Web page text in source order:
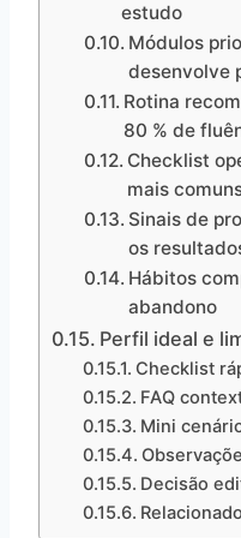
estudo
Módulos
desenvolve
Rotina
80 % de
Checklist
mais
Sinais de
os
Hábitos
abandono
Perfil ideal e
Checklist
FAQ
Mini
Decisão
Relacionado